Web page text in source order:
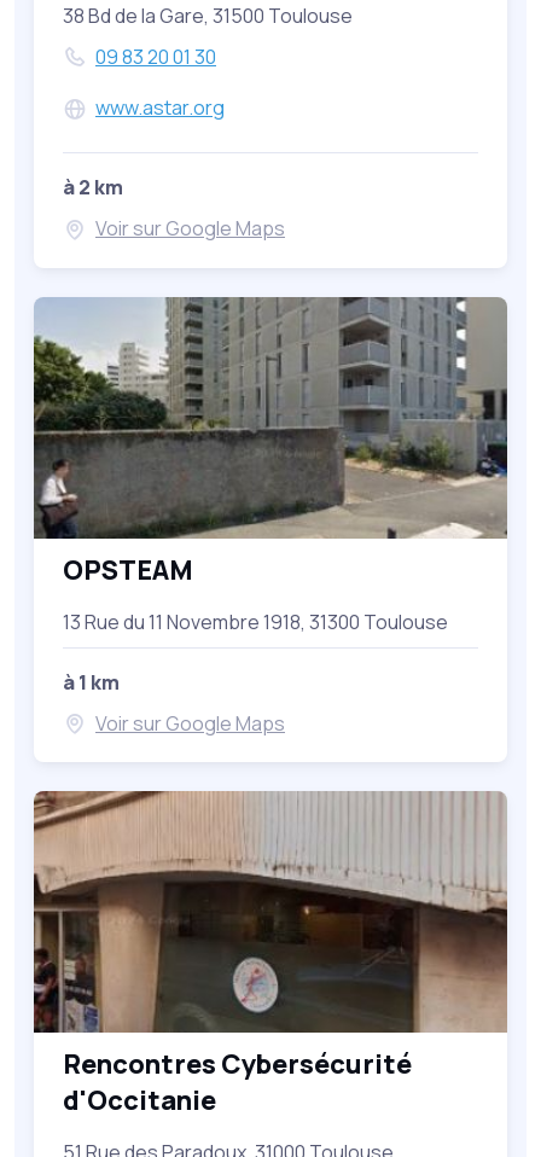
38 Bd de la Gare, 31500 Toulouse
09 83 20 01 30
www.astar.org
à 2 km
Voir sur Google Maps
OPSTEAM
13 Rue du 11 Novembre 1918, 31300 Toulouse
à 1 km
Voir sur Google Maps
Rencontres Cybersécurité
d'Occitanie